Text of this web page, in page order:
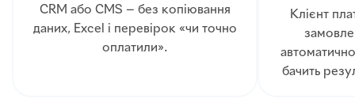
CRM або CMS — без копіювання
даних, Excel і перевірок «чи точно
оплатили».
Клієнт
бачить